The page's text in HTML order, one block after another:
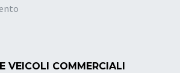
VEICOLI COMMERCIALI